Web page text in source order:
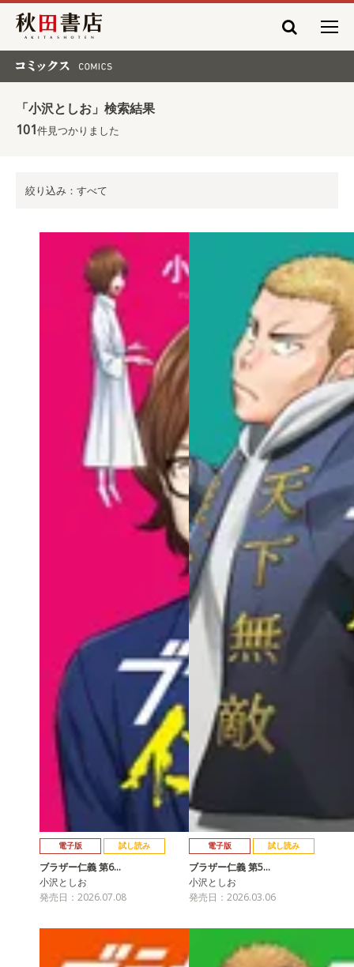
秋田書店
「小沢としお」検索結果
101件見つかりました
絞り込み：すべて
電子版 試し読み
ブラザー仁義 第6…
小沢としお
発売日：2026.07.08
電子版 試し読み
ブラザー仁義 第5…
小沢としお
発売日：2026.03.06